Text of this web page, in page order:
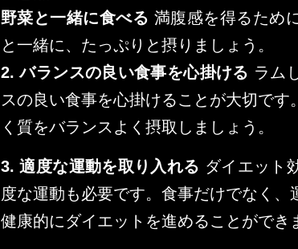
野菜と一緒に食べる 満腹感を得るため
と一緒に、たっぷりと摂りましょう。
2. バランスの良い食事を心掛ける ラム
スの良い食事を心掛けることが大切で
く質をバランスよく摂取しましょう。
3. 適度な運動を取り入れる ダイエット
度な運動も必要です。食事だけでなく、
健康的にダイエットを進めることができ